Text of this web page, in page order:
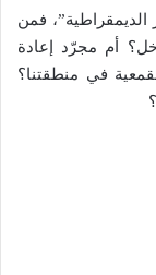
فمن
أم مجرّد إعادة
في منطقتنا؟